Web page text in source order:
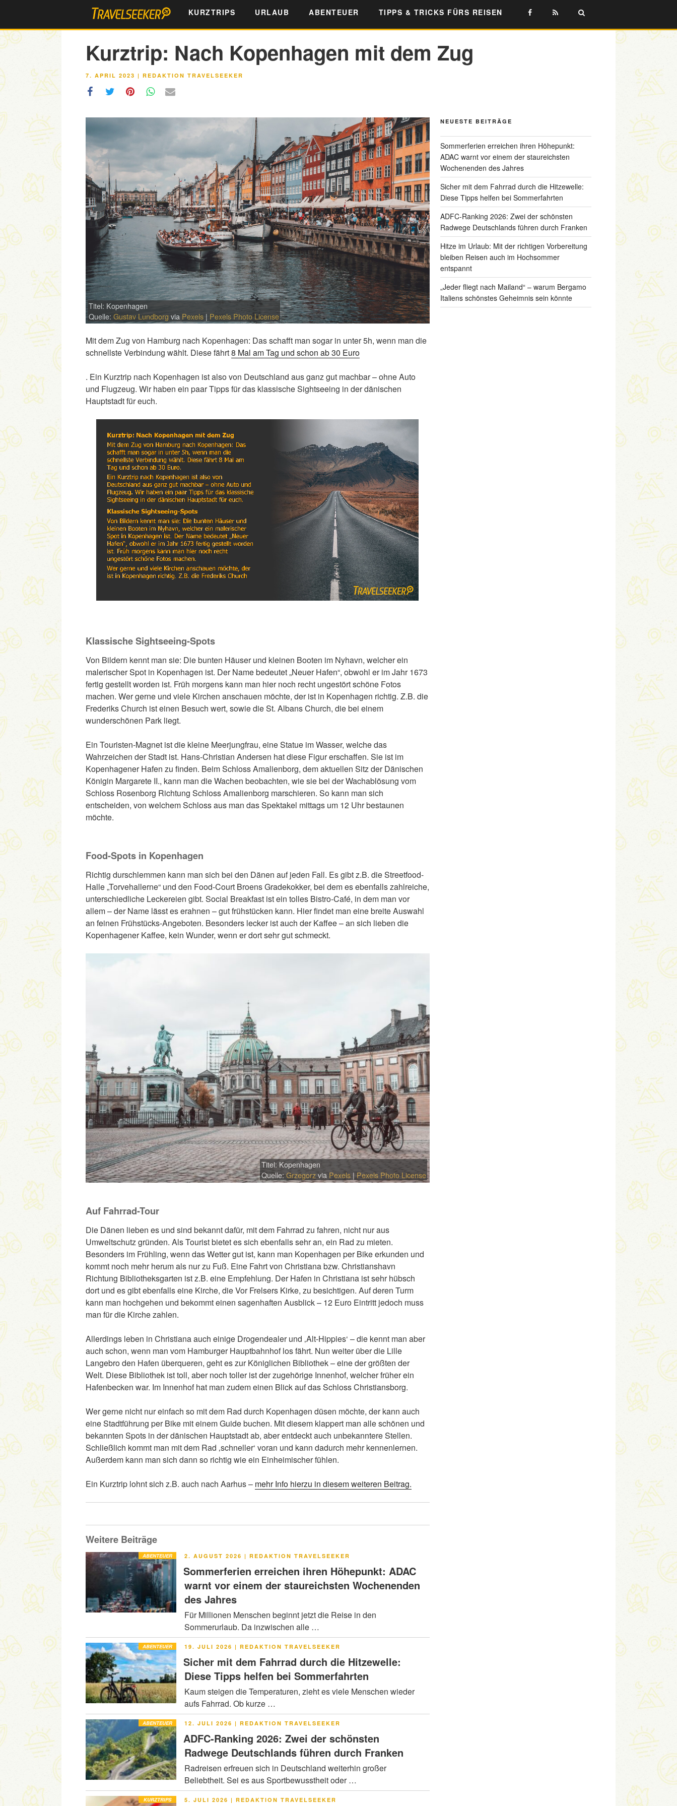
springen
KURZTRIPS URLAUB ABENTEUER TIPPS & TRICKS FÜRS REISEN
Kurztrip: Nach Kopenhagen mit dem Zug
VERÖFFENTLICHT
7. APRIL 2023 | REDAKTION TRAVELSEEKER
Titel: Kopenhagen
Quelle:Gustav Lundborg via Pexels | Pexels Photo License
Mit dem Zug von Hamburg nach Kopenhagen: Das schafft man sogar in unter 5h, wenn man die
schnellste Verbindung wählt. Diese fährt8 Mal am Tag und schon ab 30 Euro
. Ein Kurztrip nach Kopenhagen ist also von Deutschland aus ganz gut machbar – ohne Auto
und Flugzeug. Wir haben ein paar Tipps für das klassische Sightseeing in der dänischen
Hauptstadt für euch.
Klassische Sightseeing-Spots
Von Bildern kennt man sie: Die bunten Häuser und kleinen Booten im Nyhavn, welcher ein
malerischer Spot in Kopenhagen ist. Der Name bedeutet „Neuer Hafen“, obwohl er im Jahr 1673
fertig gestellt worden ist. Früh morgens kann man hier noch recht ungestört schöne Fotos
machen. Wer gerne und viele Kirchen anschauen möchte, der ist in Kopenhagen richtig. Z.B. die
Frederiks Church ist einen Besuch wert, sowie die St. Albans Church, die bei einem
wunderschönen Park liegt.
Ein Touristen-Magnet ist die kleine Meerjungfrau, eine Statue im Wasser, welche das
Wahrzeichen der Stadt ist. Hans-Christian Andersen hat diese Figur erschaffen. Sie ist im
Kopenhagener Hafen zu finden. Beim Schloss Amalienborg, dem aktuellen Sitz der Dänischen
Königin Margarete II., kann man die Wachen beobachten, wie sie bei der Wachablösung vom
Schloss Rosenborg Richtung Schloss Amalienborg marschieren. So kann man sich
entscheiden, von welchem Schloss aus man das Spektakel mittags um 12 Uhr bestaunen
möchte.
Food-Spots in Kopenhagen
Richtig durschlemmen kann man sich bei den Dänen auf jeden Fall. Es gibt z.B. die Streetfood-
Halle „Torvehallerne“ und den Food-Court Broens Gradekokker, bei dem es ebenfalls zahlreiche,
unterschiedliche Leckereien gibt. Social Breakfast ist ein tolles Bistro-Café, in dem man vor
allem – der Name lässt es erahnen – gut frühstücken kann. Hier findet man eine breite Auswahl
an feinen Frühstücks-Angeboten. Besonders lecker ist auch der Kaffee – an sich lieben die
Kopenhagener Kaffee, kein Wunder, wenn er dort sehr gut schmeckt.
Titel: Kopenhagen
Quelle:Grzegorzvia Pexels| Pexels Photo License
Auf Fahrrad-Tour
Die Dänen lieben es und sind bekannt dafür, mit dem Fahrrad zu fahren, nicht nur aus
Umweltschutz gründen. Als Tourist bietet es sich ebenfalls sehr an, ein Rad zu mieten.
Besonders im Frühling, wenn das Wetter gut ist, kann man Kopenhagen per Bike erkunden und
kommt noch mehr herum als nur zu Fuß. Eine Fahrt von Christiana bzw. Christianshavn
Richtung Bibliotheksgarten ist z.B. eine Empfehlung. Der Hafen in Christiana ist sehr hübsch
dort und es gibt ebenfalls eine Kirche, die Vor Frelsers Kirke, zu besichtigen. Auf deren Turm
kann man hochgehen und bekommt einen sagenhaften Ausblick – 12 Euro Eintritt jedoch muss
man für die Kirche zahlen.
Allerdings leben in Christiana auch einige Drogendealer und ‚Alt-Hippies‘ – die kennt man aber
auch schon, wenn man vom Hamburger Hauptbahnhof los fährt. Nun weiter über die Lille
Langebro den Hafen überqueren, geht es zur Königlichen Bibliothek – eine der größten der
Welt. Diese Bibliothek ist toll, aber noch toller ist der zugehörige Innenhof, welcher früher ein
Hafenbecken war. Im Innenhof hat man zudem einen Blick auf das Schloss Christiansborg.
Wer gerne nicht nur einfach so mit dem Rad durch Kopenhagen düsen möchte, der kann auch
eine Stadtführung per Bike mit einem Guide buchen. Mit diesem klappert man alle schönen und
bekannten Spots in der dänischen Hauptstadt ab, aber entdeckt auch unbekanntere Stellen.
Schließlich kommt man mit dem Rad ‚schneller‘ voran und kann dadurch mehr kennenlernen.
Außerdem kann man sich dann so richtig wie ein Einheimischer fühlen.
Ein Kurztrip lohnt sich z.B. auch nach Aarhus – mehr Info hierzu in diesem weiteren Beitrag.
Weitere Beiträge
ABENTEUER
VERÖFFENTLICHT
2. AUGUST 2026 | REDAKTION TRAVELSEEKER
Sommerferien erreichen ihren Höhepunkt: ADAC
warnt vor einem der staureichsten Wochenenden
des Jahres
Für Millionen Menschen beginnt jetzt die Reise in den
Sommerurlaub. Da inzwischen alle …
ABENTEUER
VERÖFFENTLICHT
19. JULI 2026 | REDAKTION TRAVELSEEKER
Sicher mit dem Fahrrad durch die Hitzewelle:
Diese Tipps helfen bei Sommerfahrten
Kaum steigen die Temperaturen, zieht es viele Menschen wieder
aufs Fahrrad. Ob kurze …
ABENTEUER
VERÖFFENTLICHT
12. JULI 2026 | REDAKTION TRAVELSEEKER
ADFC-Ranking 2026: Zwei der schönsten
Radwege Deutschlands führen durch Franken
Radreisen erfreuen sich in Deutschland weiterhin großer
Beliebtheit. Sei es aus Sportbewusstheit oder …
KURZTRIPS
VERÖFFENTLICHT
5. JULI 2026 | REDAKTION TRAVELSEEKER
NEUESTE BEITRÄGE
Sommerferien erreichen ihren Höhepunkt:
ADAC warnt vor einem der staureichsten
Wochenenden des Jahres
Sicher mit dem Fahrrad durch die Hitzewelle:
Diese Tipps helfen bei Sommerfahrten
ADFC-Ranking 2026: Zwei der schönsten
Radwege Deutschlands führen durch Franken
Hitze im Urlaub: Mit der richtigen Vorbereitung
bleiben Reisen auch im Hochsommer
entspannt
„Jeder fliegt nach Mailand“ – warum Bergamo
Italiens schönstes Geheimnis sein könnte